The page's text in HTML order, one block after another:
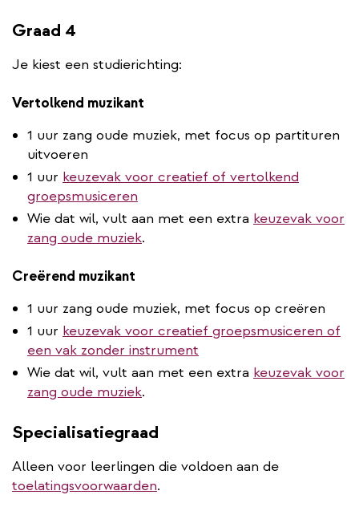
Graad 4
Je kiest een studierichting:
Vertolkend muzikant
1 uur zang oude muziek, met focus op partituren
uitvoeren
1 uur keuzevak voor creatief of vertolkend
groepsmusiceren
Wie dat wil, vult aan met een extra keuzevak voor
zang oude muziek.
Creërend muzikant
1 uur zang oude muziek, met focus op creëren
1 uur keuzevak voor creatief groepsmusiceren of
een vak zonder instrument
Wie dat wil, vult aan met een extra keuzevak voor
zang oude muziek.
Specialisatiegraad
Alleen voor leerlingen die voldoen aan de
toelatingsvoorwaarden.